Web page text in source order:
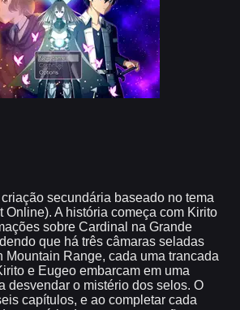
secundária baseado no tema
Online). A história começa com Kirito
sobre Cardinal na Grande
que há três câmaras seladas
Mountain Range, cada uma trancada
e Eugeo embarcam em uma
desvendar o mistério dos selos. O
capítulos, e ao completar cada